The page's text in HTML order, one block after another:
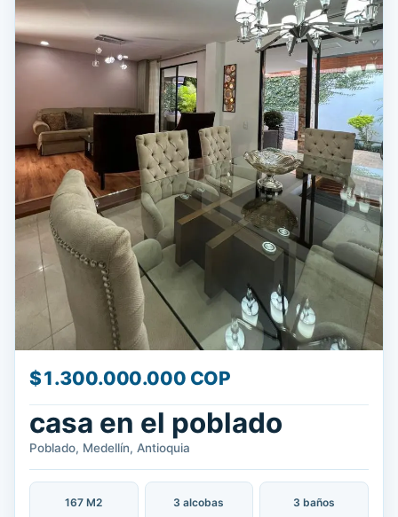
casa en el poblado
Poblado, Medellín, Antioquia
$1.300.000.000 COP
167 M2 3 alcobas 3 baños